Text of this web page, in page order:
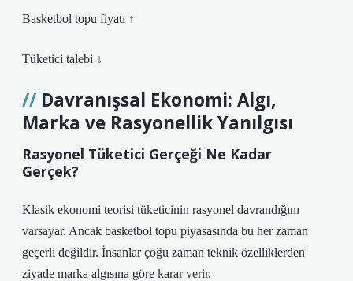
Basketbol topu fiyatı ↑
Tüketici talebi ↓
Davranışsal Ekonomi: Algı,
Marka ve Rasyonellik Yanılgısı
Rasyonel Tüketici Gerçeği Ne Kadar
Gerçek?
Klasik ekonomi teorisi tüketicinin rasyonel davrandığını
varsayar. Ancak basketbol topu piyasasında bu her zaman
geçerli değildir. İnsanlar çoğu zaman teknik özelliklerden
ziyade marka algısına göre karar verir.